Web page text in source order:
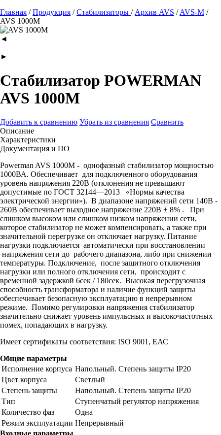
Главная /Продукция /Стабилизаторы / Архив AVS /AVS-M /
AVS 1000M
◄
►
Стабилизатор POWERMAN
AVS 1000M
Добавить к сравнению Убрать из сравнения Сравнить
Описание
Характеристики
Документация и ПО
Powerman AVS 1000M - однофазный стабилизатор мощностью
1000ВА. Обеспечивает для подключенного оборудования
уровень напряжения 220В (отклонения не превышают
допустимые по ГОСТ 32144―2013 «Нормы качества
электрической энергии»). В диапазоне напряжений сети 140В -
260В обеспечивает выходное напряжение 220В ± 8% . При
слишком высоком или слишком низком напряжении сети,
которое стабилизатор не может компенсировать, а также при
значительной перегрузке он отключает нагрузку. Питание
нагрузки подключается автоматически при восстановлении
напряжения сети до рабочего диапазона, либо при снижении
температуры. Подключение, после защитного отключения
нагрузки или полного отключения сети, происходит с
временной задержкой 6сек / 180сек. Высокая перегрузочная
способность трансформатора и наличие функций защиты
обеспечивает безопасную эксплуатацию в непрерывном
режиме. Помимо регулировки напряжения стабилизатор
значительно снижает уровень импульсных и высокочастотных
помех, попадающих в нагрузку.
Имеет сертификаты соответствия: ISO 9001, ЕАС
Общие параметры
Исполнение корпуса Напольный. Степень защиты IP20
Цвет корпуса
Светлый
Степень защиты
Напольный. Степень защиты IP20
Тип
Ступенчатый регулятор напряжения
Количество фаз
Одна
Режим эксплуатации Непрерывный
Входные параметры